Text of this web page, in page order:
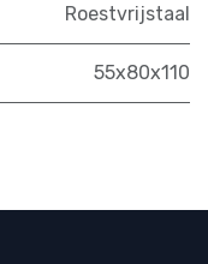
Roestvrijstaal
55x80x110